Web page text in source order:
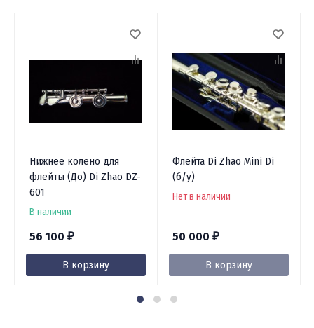
Нижнее колено для
флейты (До) Di Zhao DZ-
601
В наличии
56 100 ₽
В корзину
Флейта Di Zhao Mini Di
(б/у)
Нет в наличии
50 000 ₽
В корзину